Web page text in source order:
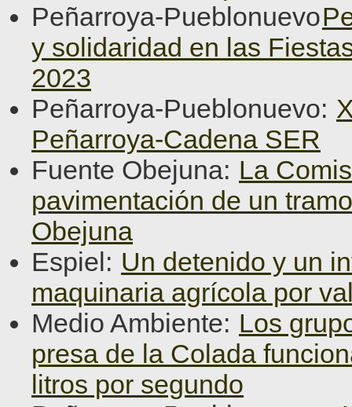
Peñarroya-Pueblonuevo
y solidaridad en las
2023
Peñarroya-Pueblonuevo:
Peñarroya-Cadena SER
Fuente Obejuna: La
pavimentación de un
Obejuna
Espiel: Un detenido y un
maquinaria agrícola por
Medio Ambiente: Los
presa de la Colada
litros por segundo